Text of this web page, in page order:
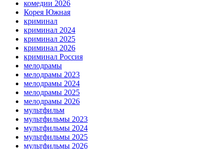
комедии 2026
Корея Южная
криминал
криминал 2024
криминал 2025
криминал 2026
криминал Россия
мелодрамы
мелодрамы 2023
мелодрамы 2024
мелодрамы 2025
мелодрамы 2026
мультфильм
мультфильмы 2023
мультфильмы 2024
мультфильмы 2025
мультфильмы 2026